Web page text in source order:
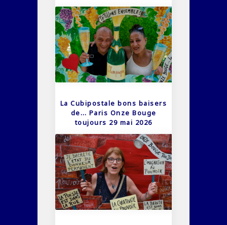
La Cubipostale bons baisers
de… Paris Onze Bouge
toujours 29 mai 2026